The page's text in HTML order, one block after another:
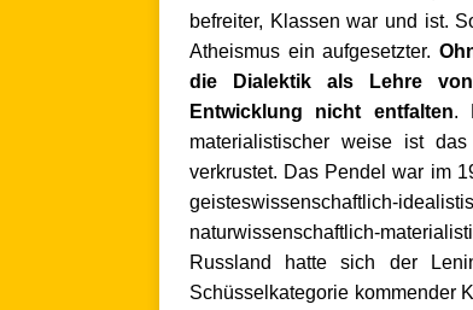
befreiter, Klassen war und ist.
Atheismus ein aufgesetzter. O
die Dialektik als Lehre
Entwicklung nicht entfalten.
materialistischer weise ist
verkrustet. Das Pendel war im
geisteswissenschaftlich-
naturwissenschaftlich-
Russland hatte sich der
Schüsselkategorie kommender